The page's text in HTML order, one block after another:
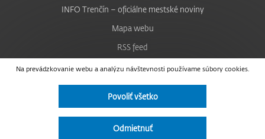
Na prevádzkovanie webu a analýzu návštevnosti používame súbory cookies.
Povoliť všetko
Odmietnuť
INFO Trenčín – oficiálne mestské noviny
Mapa webu
RSS feed
Nastavenie cookies
Facebook
Instagram